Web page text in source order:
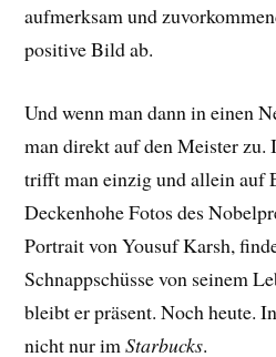
aufmerksam und
positive Bild ab.
Und wenn man dann in einen
man direkt auf den Meister zu.
trifft man einzig und allein auf
Deckenhohe Fotos des
Portrait von Yousuf Karsh,
Schnappschüsse von seinem
bleibt er präsent. Noch heute.
nicht nur imStarbucks.